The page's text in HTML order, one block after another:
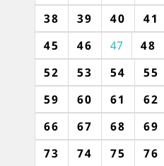
38
39 40 41
45
46 47 48
52
53 54 55
59
60 61 62
66
67 68 69
73
74 75 76